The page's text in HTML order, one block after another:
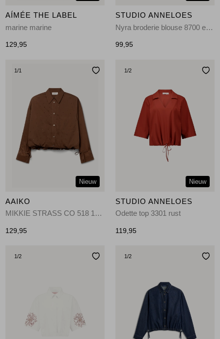
AÍMÉE THE LABEL
marine marine
129,95
STUDIO ANNELOES
Nyra broderie blouse 8700 espresso
99,95
1/1
Nieuw
AAIKO
MIKKIE STRASS CO 518 191227 SORREL HORSE
129,95
1/2
Nieuw
STUDIO ANNELOES
Odette top 3301 rust
119,95
1/2 1/2